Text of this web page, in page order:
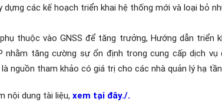
dựng các kế hoạch triển khai hệ thống mới và loại bỏ
thuộc vào GNSS để tăng trưởng, Hướng dẫn triển
tăng cường sự ổn định trong cung cấp dịch
nguồn tham khảo có giá trị cho các nhà quản lý hạ
nội dung tài liệu, xem tại đây./.